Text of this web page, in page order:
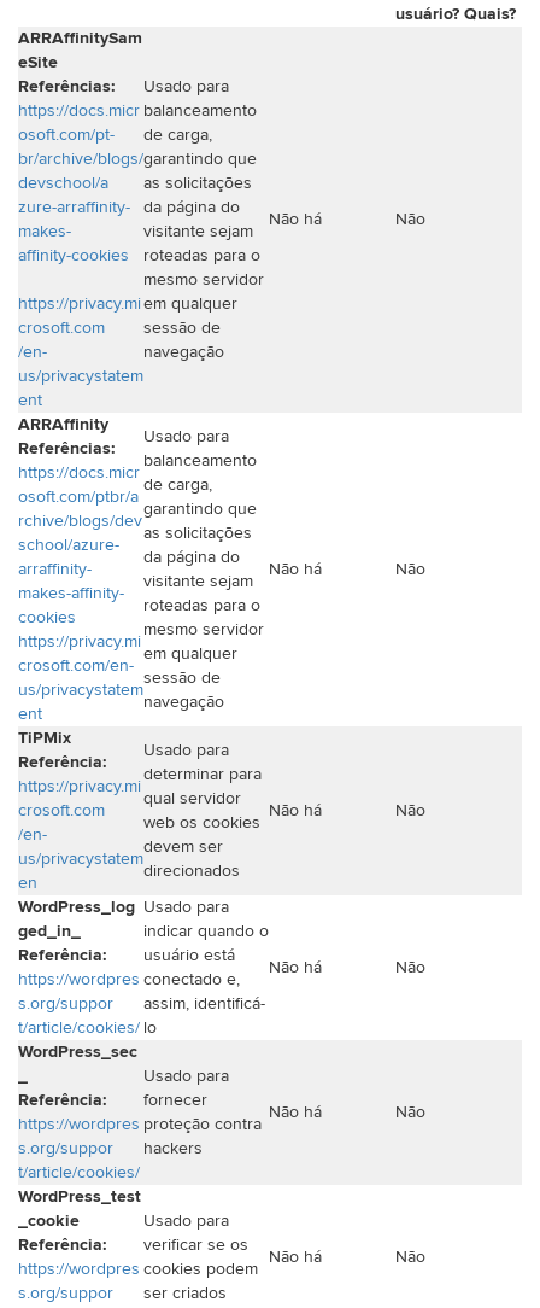
usuário? Quais?
ARRAffinitySam
eSite
Referências:
https://docs.micr
osoft.com/pt-
br/archive/blogs/
devschool/a
zure-arraffinity-
makes-
affinity-cookies
https://privacy.mi
crosoft.com
/en-
us/privacystatem
ent
Usado para
balanceamento
de carga,
garantindo que
as solicitações
da página do
visitante sejam
roteadas para o
mesmo servidor
em qualquer
sessão de
navegação
Não há Não
ARRAffinity
Referências:
https://docs.micr
osoft.com/ptbr/a
rchive/blogs/dev
school/azure-
arraffinity-
makes-affinity-
cookies
https://privacy.mi
crosoft.com/en-
us/privacystatem
ent
Usado para
balanceamento
de carga,
garantindo que
as solicitações
da página do
visitante sejam
roteadas para o
mesmo servidor
em qualquer
sessão de
navegação
Não há Não
TiPMix
Referência:
https://privacy.mi
crosoft.com
/en-
us/privacystatem
en
Usado para
determinar para
qual servidor
web os cookies
devem ser
direcionados
Não há Não
WordPress_log
ged_in_
Referência:
https://wordpres
s.org/suppor
t/article/cookies/
Usado para
indicar quando o
usuário está
conectado e,
assim, identificá-
lo
Não há Não
WordPress_sec
Referência:
https://wordpres
s.org/suppor
t/article/cookies/
Usado para
fornecer
proteção contra
hackers
Não há Não
WordPress_test
_cookie
Referência:
https://wordpres
s.org/suppor
Usado para
verificar se os
cookies podem
ser criados
Não há Não